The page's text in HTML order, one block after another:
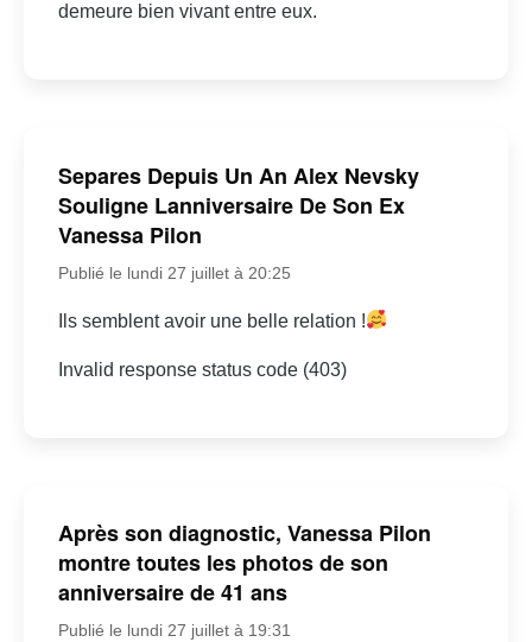
demeure bien vivant entre eux.
Separes Depuis Un An Alex Nevsky
Souligne Lanniversaire De Son Ex
Vanessa Pilon
Publié le lundi 27 juillet à 20:25
Ils semblent avoir une belle relation !
Invalid response status code (403)
Après son diagnostic, Vanessa Pilon
montre toutes les photos de son
anniversaire de 41 ans
Publié le lundi 27 juillet à 19:31